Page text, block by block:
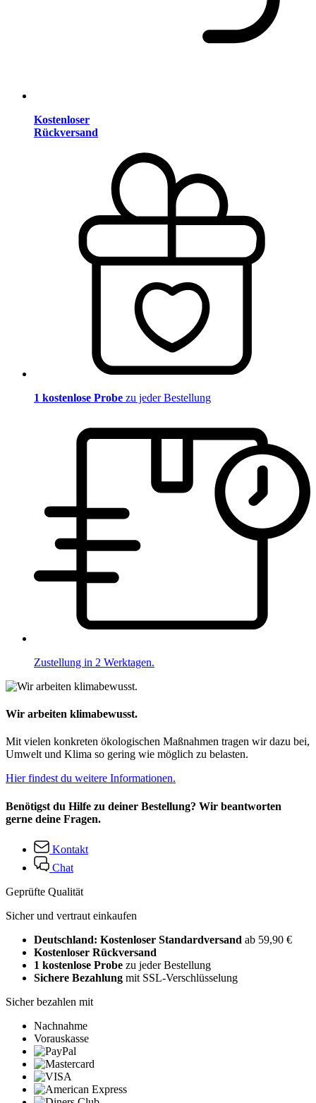
Kostenloser
Rückversand
1 kostenlose Probe zu jeder Bestellung
Zustellung in 2 Werktagen.
Wir arbeiten klimabewusst.
Mit vielen konkreten ökologischen Maßnahmen tragen wir dazu bei,
Umwelt und Klima so gering wie möglich zu belasten.
Hier findest du weitere Informationen.
Benötigst du Hilfe zu deiner Bestellung? Wir beantworten
gerne deine Fragen.
Kontakt
Chat
Geprüfte Qualität
Sicher und vertraut einkaufen
Deutschland: Kostenloser Standardversand ab 59,90 €
Kostenloser Rückversand
1 kostenlose Probe zu jeder Bestellung
Sichere Bezahlung mit SSL-Verschlüsselung
Sicher bezahlen mit
Nachnahme
Vorauskasse